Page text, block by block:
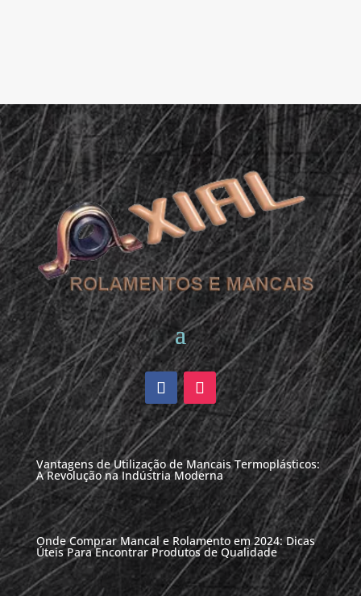
Vantagens de Utilização de Mancais Termoplásticos:
A Revolução na Indústria Moderna
Onde Comprar Mancal e Rolamento em 2024: Dicas
Úteis Para Encontrar Produtos de Qualidade